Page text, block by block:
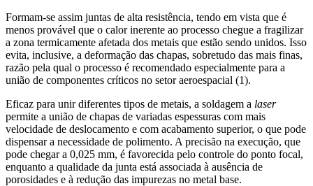
Formam-se assim juntas de alta resistência, tendo em vista que é
menos provável que o calor inerente ao processo chegue a fragilizar
a zona termicamente afetada dos metais que estão sendo unidos. Isso
evita, inclusive, a deformação das chapas, sobretudo das mais finas,
razão pela qual o processo é recomendado especialmente para a
união de componentes críticos no setor aeroespacial (1).
Eficaz para unir diferentes tipos de metais, a soldagem a laser
permite a união de chapas de variadas espessuras com mais
velocidade de deslocamento e com acabamento superior, o que pode
dispensar a necessidade de polimento. A precisão na execução, que
pode chegar a 0,025 mm, é favorecida pelo controle do ponto focal,
enquanto a qualidade da junta está associada à ausência de
porosidades e à redução das impurezas no metal base.